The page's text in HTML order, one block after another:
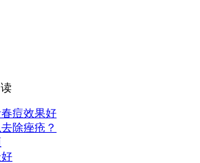
痘效果好
除痤疮？